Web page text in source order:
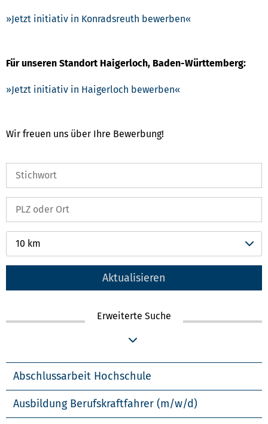
Jetzt initiativ in Konradsreuth bewerben
Für unseren Standort Haigerloch, Baden-Württemberg:
Jetzt initiativ in Haigerloch bewerben
Wir freuen uns über Ihre Bewerbung!
10 km
Aktualisieren
Erweiterte Suche
Abschlussarbeit Hochschule
Ausbildung Berufskraftfahrer (m/w/d)